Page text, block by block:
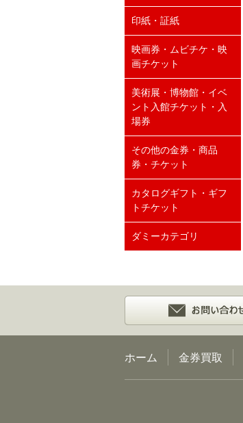
印紙・証紙
映画券・ムビチケ・映
画チケット
美術展・博物館・イベ
ント入館チケット・入
場券
その他の金券・商品
券・チケット
カタログギフト・ギフ
トチケット
ダミーカテゴリ
ホーム 金券買取